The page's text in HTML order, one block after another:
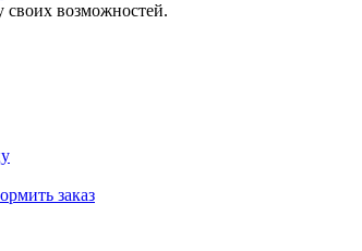
своих возможностей.
заказ